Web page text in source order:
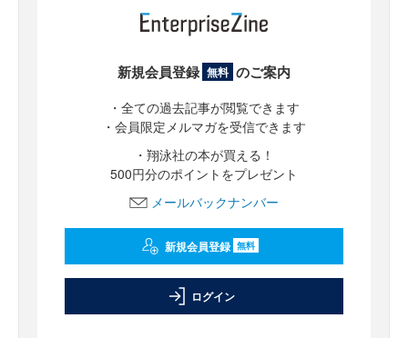
新規会員登録 無料 のご案内
・全ての過去記事が閲覧できます
・会員限定メルマガを受信できます
・翔泳社の本が買える！
500円分のポイントをプレゼント
メールバックナンバー
新規会員登録 無料
ログイン